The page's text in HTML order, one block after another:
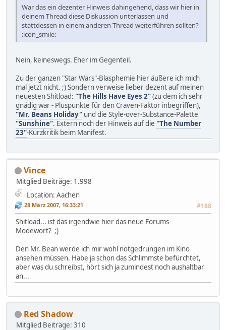
War das ein dezenter Hinweis dahingehend, dass wir hier in
deinem Thread diese Diskussion unterlassen und
stattdessen in einem anderen Thread weiterführen sollten?
:icon_smile:
Nein, keineswegs. Eher im Gegenteil.
Zu der ganzen "Star Wars"-Blasphemie hier äußere ich mich
mal jetzt nicht. ;) Sondern verweise lieber dezent auf meinen
neuesten Shitload: "The Hills Have Eyes 2"(zu dem ich sehr
gnädig war - Pluspunkte für den Craven-Faktor inbegriffen),
"Mr. Beans Holiday" und die Style-over-Substance-Palette
"Sunshine". Extern noch der Hinweis auf die "The Number
23"-Kurzkritik beim Manifest.
Vince
Mitglied Beiträge: 1.998
Location: Aachen
28 März 2007, 16:33:21 #188
Shitload... ist das irgendwie hier das neue Forums-
Modewort? ;)
Den Mr. Bean werde ich mir wohl notgedrungen im Kino
ansehen müssen. Habe ja schon das Schlimmste befürchtet,
aber was du schreibst, hört sich ja zumindest noch aushaltbar
an...
Red Shadow
Mitglied Beiträge: 310